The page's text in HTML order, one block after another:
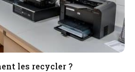
les recycler ?